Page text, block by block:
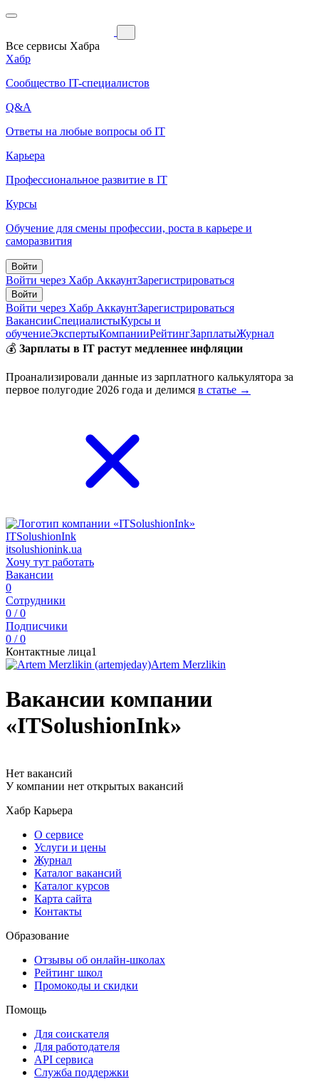
Все сервисы Хабра
Хабр
Сообщество IT-специалистов
Q&A
Ответы на любые вопросы об IT
Карьера
Профессиональное развитие в IT
Курсы
Обучение для смены профессии, роста в карьере и
саморазвития
Войти
Войти через Хабр АккаунтЗарегистрироваться
Войти
Войти через Хабр АккаунтЗарегистрироваться
ВакансииСпециалистыКурсы и
обучениеЭкспертыКомпанииРейтингЗарплатыЖурнал
💰 Зарплаты в IT растут медленнее инфляции
Проанализировали данные из зарплатного калькулятора за
первое полугодие 2026 года и делимся в статье →
ITSolushionInk
itsolushionink.ua
Хочу тут работать
Вакансии
0
Сотрудники
0 / 0
Подписчики
0 / 0
Контактные лица1
Artem Merzlikin
Вакансии компании
«ITSolushionInk»
Нет вакансий
У компании нет открытых вакансий
Хабр Карьера
О сервисе
Услуги и цены
Журнал
Каталог вакансий
Каталог курсов
Карта сайта
Контакты
Образование
Отзывы об онлайн-школах
Рейтинг школ
Промокоды и скидки
Помощь
Для соискателя
Для работодателя
API сервиса
Служба поддержки